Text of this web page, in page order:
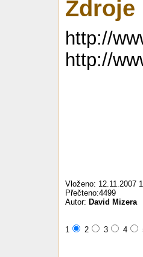
Zdroje
http://
http://
Vloženo: 12.11.2007
Přečteno:4499
Autor: David Mizera
1 2 3 4